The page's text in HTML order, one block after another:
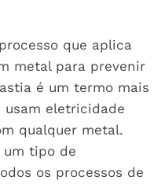
que aplica
metal para prevenir
é um termo mais
usam eletricidade
qualquer metal.
um tipo de
os processos de